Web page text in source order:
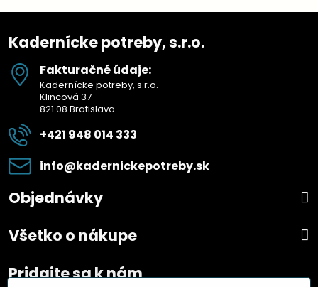
Kadernícke potreby, s.r.o.
Fakturačné údaje:
Kadernícke potreby, s.r.o.
Klincová 37
821 08 Bratislava
+421 948 014 333
info​@kadernickepotreby​.sk
Objednávky
Všetko o nákupe
Pridajte sa k nám